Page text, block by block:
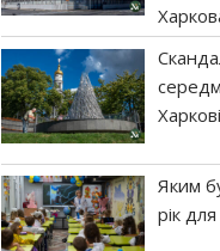
Харкові
Яким
рік